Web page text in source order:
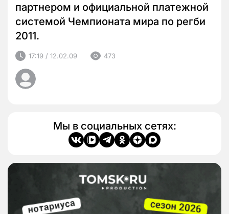
партнером и официальной платежной
системой Чемпионата мира по регби
2011.
17:19 / 12.02.09 473
Мы в социальных сетях: